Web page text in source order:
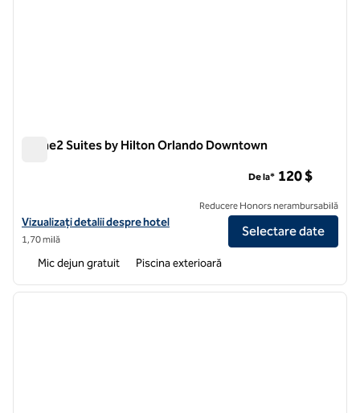
Home2 Suites by Hilton Orlando Downtown
Vizualizați detaliile hotelului pentru Home2 Suites by Hilton
Vizualizați detalii despre hotel
1,70 milă
De la* 120 $
Reducere Honors nerambursabilă
Selectare date
Mic dejun gratuit Piscina exterioară
1 din 12